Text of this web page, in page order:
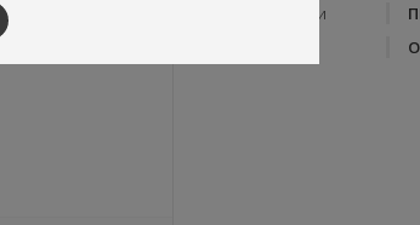
Склад плівки